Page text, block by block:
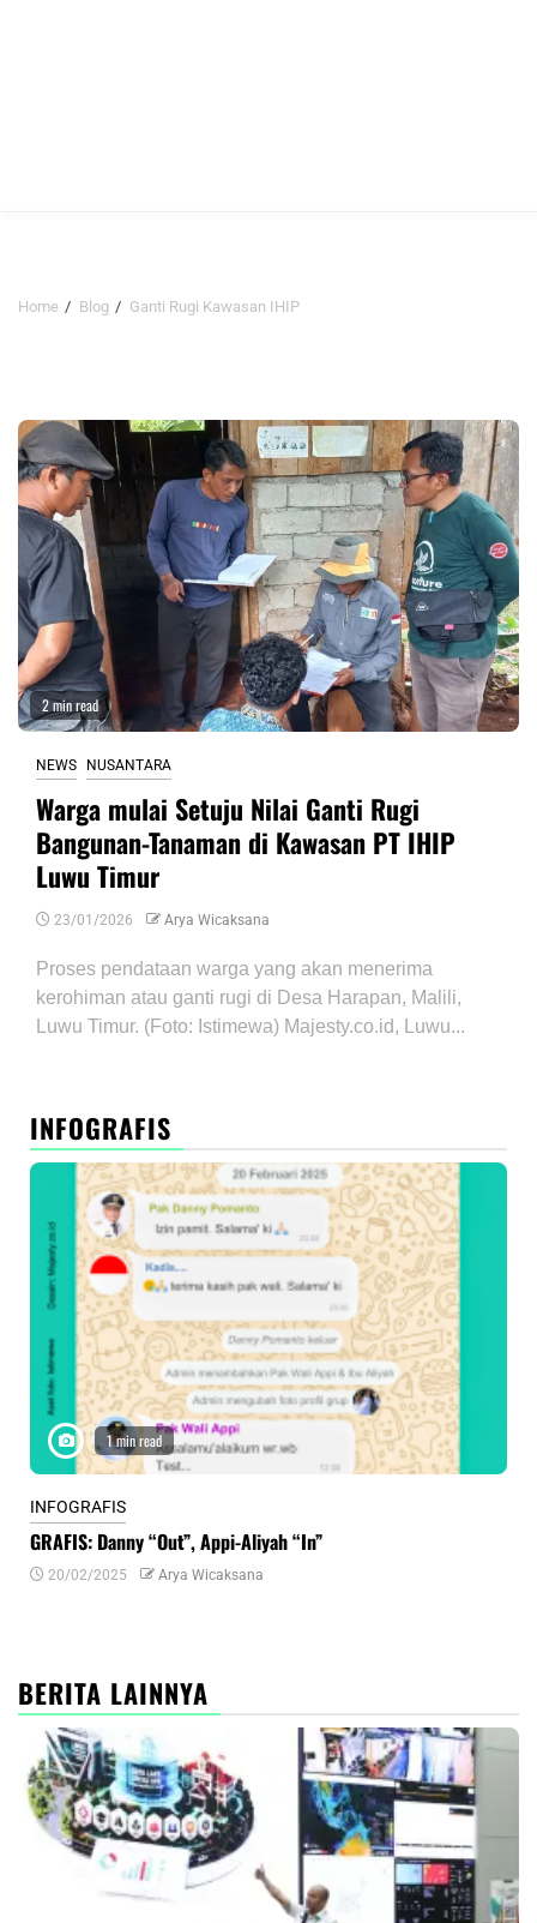
Home Blog Ganti Rugi Kawasan IHIP
2 min read
NEWS NUSANTARA
Warga mulai Setuju Nilai Ganti Rugi
Bangunan-Tanaman di Kawasan PT IHIP
Luwu Timur
23/01/2026 Arya Wicaksana
Proses pendataan warga yang akan menerima
kerohiman atau ganti rugi di Desa Harapan, Malili,
Luwu Timur. (Foto: Istimewa) Majesty.co.id, Luwu...
INFOGRAFIS
1 min read
INFOGRAFIS
GRAFIS: Danny “Out”, Appi-Aliyah “In”
20/02/2025 Arya Wicaksana
BERITA LAINNYA